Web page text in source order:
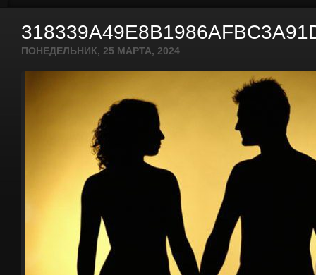
ПОНЕДЕЛЬНИК, 25 МАРТА, 2024